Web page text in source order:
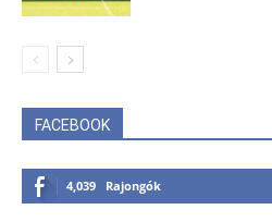
FACEBOOK
4,039 Rajongók